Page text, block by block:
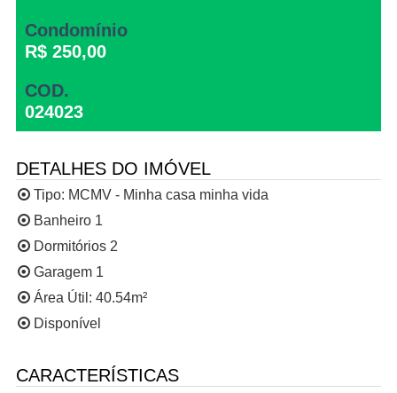
Condomínio
R$ 250,00
COD.
024023
DETALHES DO IMÓVEL
Tipo: MCMV - Minha casa minha vida
Banheiro 1
Dormitórios 2
Garagem 1
Área Útil: 40.54m²
Disponível
CARACTERÍSTICAS